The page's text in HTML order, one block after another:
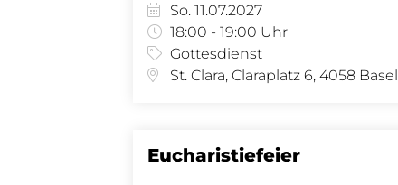
So. 11.07.2027
18:00 - 19:00 Uhr
Gottesdienst
St. Clara, Claraplatz 6, 4058 Basel
Eucharistiefeier